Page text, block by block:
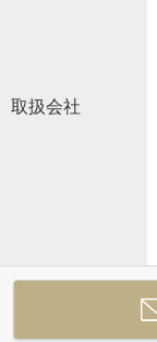
取扱会社